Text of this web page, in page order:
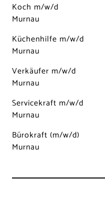
Koch m/w/d
Murnau
Küchenhilfe m/w/d
Murnau
Verkäufer m/w/d
Murnau
Servicekraft m/w/d
Murnau
Bürokraft (m/w/d)
Murnau